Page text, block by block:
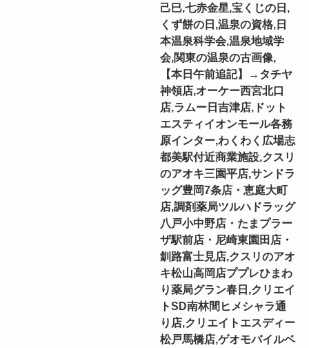
己巳,七赤金星,宝くじの日,
くず餅の日,温泉の資格,日
本温泉科学会,温泉地域学
会,関東の温泉の古画像,
【本日午前追記】→タチヤ
神領店,オーケー西宮北口
店,ラムー日吉津店,ドット
エスティイオンモール各務
原インター,わくわく広場志
都美駅付近商業施設,クスリ
のアオキ三園平店,サンドラ
ッグ豊岡7条店・恵庭大町
店,調剤薬局ツルハドラッグ
八戸小中野店・たまプラー
ザ駅前店・尼崎東園田店・
釧路富士見店,クスリのアオ
キ松山高岡店ププレひまわ
り薬局グラン春日,クリエイ
トSD南林間ヒメシャラ通
り店,クリエイトエスディー
松戸馬橋店,ゲオモバイルベ